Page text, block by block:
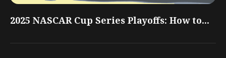
2025 NASCAR Cup Series Playoffs: How to...